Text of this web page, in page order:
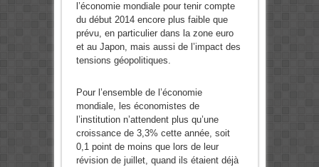
l’économie mondiale pour tenir compte
du début 2014 encore plus faible que
prévu, en particulier dans la zone euro
et au Japon, mais aussi de l’impact des
tensions géopolitiques.
Pour l’ensemble de l’économie
mondiale, les économistes de
l’institution n’attendent plus qu’une
croissance de 3,3% cette année, soit
0,1 point de moins que lors de leur
révision de juillet, quand ils étaient déjà